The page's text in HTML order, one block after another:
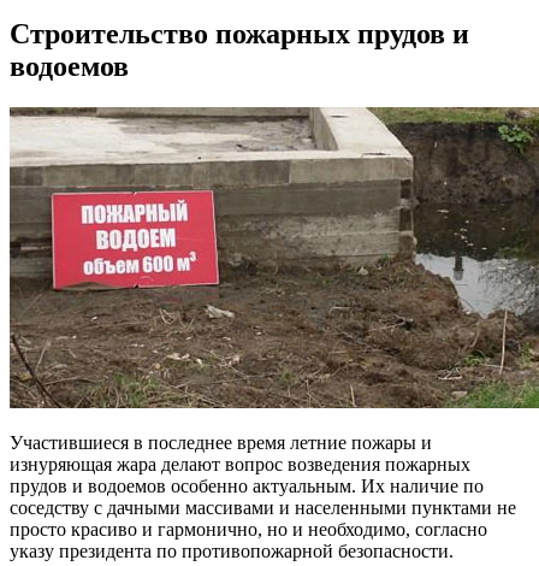
Строительство пожарных прудов и
водоемов
Участившиеся в последнее время летние пожары и
изнуряющая жара делают вопрос возведения пожарных
прудов и водоемов особенно актуальным. Их наличие по
соседству с дачными массивами и населенными пунктами не
просто красиво и гармонично, но и необходимо, согласно
указу президента по противопожарной безопасности.